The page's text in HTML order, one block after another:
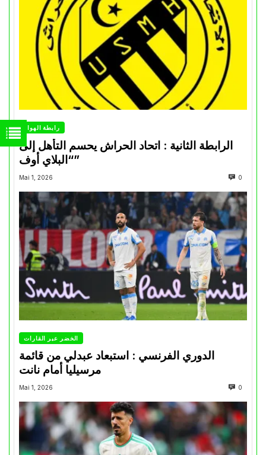
رابطة الهواة
الرابطة الثانية : اتحاد الحراش يحسم التأهل إلى
“البلاي أوف”
Mai 1, 2026 0
الخضر عبر القارات
الدوري الفرنسي : استبعاد عبدلي من قائمة
مرسيليا أمام نانت
Mai 1, 2026 0